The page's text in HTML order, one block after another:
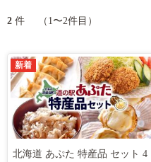
2 件 （1〜2件目）
新着
北海道 あぷた 特産品 セット 4